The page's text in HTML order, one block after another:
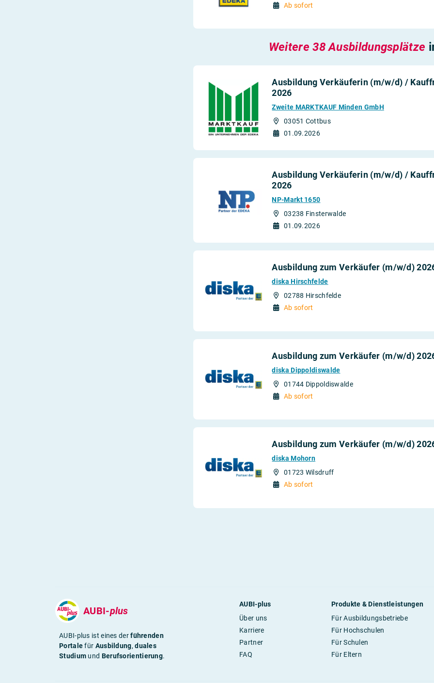
Ab sofort
Weitere 38 Ausbildungsplätze
Ausbildung Verkäuferin (m/w/d) /
2026
Zweite MARKTKAUF Minden GmbH
03051 Cottbus
01.09.2026
Ausbildung Verkäuferin (m/w/d) /
2026
NP-Markt 1650
03238 Finsterwalde
01.09.2026
Ausbildung zum Verkäufer (m/w/d)
diska Hirschfelde
02788 Hirschfelde
Ab sofort
Ausbildung zum Verkäufer (m/w/d)
diska Dippoldiswalde
01744 Dippoldiswalde
Ab sofort
Ausbildung zum Verkäufer (m/w/d)
diska Mohorn
01723 Wilsdruff
Ab sofort
AUBI-plus
AUBI-plus ist eines derführenden
Portalefür Ausbildung,duales
Studium und Berufsorientierung.
AUBI-plus
Über uns
Karriere
Partner
FAQ
Produkte & Dienstleistungen
Für Ausbildungsbetriebe
Für Hochschulen
Für Schulen
Für Eltern